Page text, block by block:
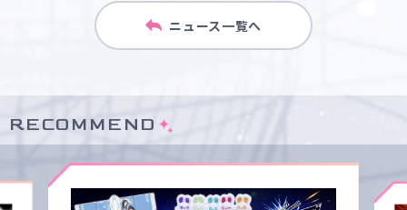
ニュース一覧へ
RECOMMEND